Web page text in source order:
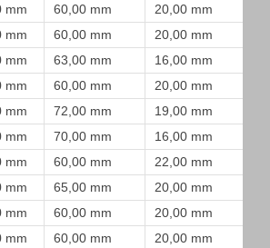
mm 60,00 mm
20,00 mm
mm 60,00 mm
20,00 mm
mm 63,00 mm
16,00 mm
mm 60,00 mm
20,00 mm
mm 72,00 mm
19,00 mm
mm 70,00 mm
16,00 mm
mm 60,00 mm
22,00 mm
mm 65,00 mm
20,00 mm
mm 60,00 mm
20,00 mm
mm 60,00 mm
20,00 mm